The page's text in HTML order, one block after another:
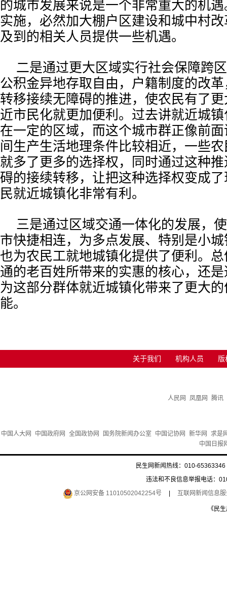
的城市发展来说是一个非常重大的机
实施，必然加大棚户区建设和城中村
及到的相关人员提供一些机遇。
二是通过更大区域实行社会保障跨
公积金异地存取自由，户籍制度的改
转移接续无障碍的推进，使农民有了
近市民化就更加便利。过去讲就近城
在一定的区域，而这个城市群正像前
间生产生活地理条件比较相近，一些
就多了更多的选择权，同时通过这种
碍的接续转移，让把这种选择权变成
民就近城镇化非常有利。
三是通过区域交通一体化的发展，
市快捷相连，为多点发展、特别是小
也为农民工就地城镇化提供了便利。
通的老百姓所带来的实惠的核心，还
为这部分群体就近城镇化带来了更大
能。
关于我们 机构人员 版
人民网 凤凰网 腾讯
中国人大网 中国政府网 全国政协网 国务院新闻办公室 中国记协网 新华网
求是
中国日报
民生网新闻热线：010-
违法和不良信息举报电话：
京公网安备 11010502042254号
互联网新闻信息
《民